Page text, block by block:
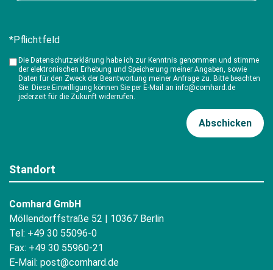
*Pflichtfeld
Die Datenschutzerklärung habe ich zur Kenntnis genommen und stimme
der elektronischen Erhebung und Speicherung meiner Angaben, sowie
Daten für den Zweck der Beantwortung meiner Anfrage zu. Bitte beachten
Sie: Diese Einwilligung können Sie per E-Mail an info@comhard.de
jederzeit für die Zukunft widerrufen.
Standort
Comhard GmbH
Möllendorffstraße 52 | 10367 Berlin
Tel: +49 30 55096-0
Fax: +49 30 55960-21
E-Mail: post@comhard.de